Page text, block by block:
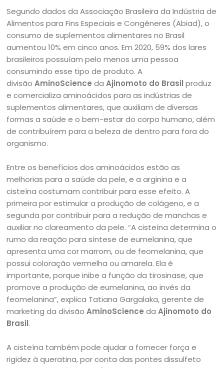
Segundo dados da Associação Brasileira da Indústria de
Alimentos para Fins Especiais e Congêneres (Abiad), o
consumo de suplementos alimentares no Brasil
aumentou 10% em cinco anos. Em 2020, 59% dos lares
brasileiros possuíam pelo menos uma pessoa
consumindo esse tipo de produto. A
divisãoAminoScience daAjinomoto do Brasil produz
e comercializa aminoácidos para as indústrias de
suplementos alimentares, que auxiliam de diversas
formas a saúde e o bem-estar do corpo humano, além
de contribuírem para a beleza de dentro para fora do
organismo.
Entre os benefícios dos aminoácidos estão as
melhorias para a saúde da pele, e a arginina e a
cisteína costumam contribuir para esse efeito. A
primeira por estimular a produção de colágeno, e a
segunda por contribuir para a redução de manchas e
auxiliar no clareamento da pele. “A cisteína determina o
rumo da reação para síntese de eumelanina, que
apresenta uma cor marrom, ou de feomelanina, que
possui coloração vermelha ou amarela. Ela é
importante, porque inibe a função da tirosinase, que
promove a produção de eumelanina, ao invés da
feomelanina”, explica Tatiana Gargalaka, gerente de
marketing da divisãoAminoScience daAjinomoto do
Brasil.
A cisteína também pode ajudar a fornecer força e
rigidez à queratina, por conta das pontes dissulfeto